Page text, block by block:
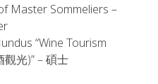
Master Sommeliers –
“Wine Tourism
光)” – 碩士